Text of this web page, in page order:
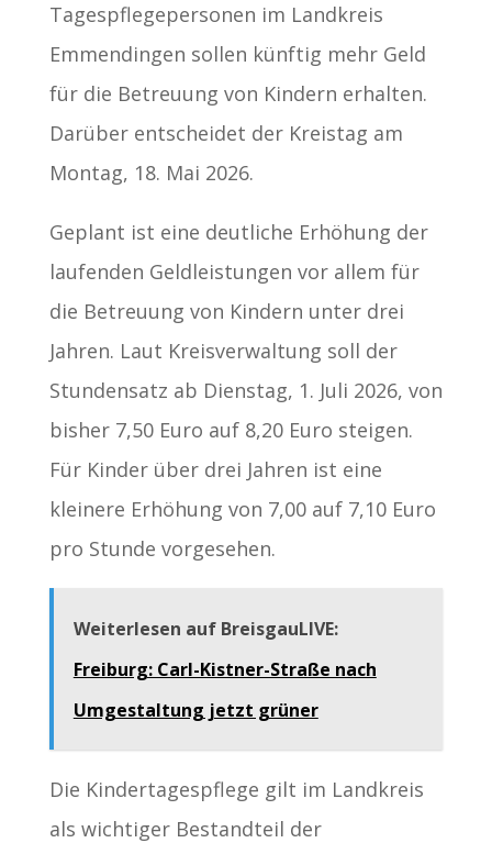
Tagespflegepersonen im Landkreis
Emmendingen sollen künftig mehr Geld
für die Betreuung von Kindern erhalten.
Darüber entscheidet der Kreistag am
Montag, 18. Mai 2026.
Geplant ist eine deutliche Erhöhung der
laufenden Geldleistungen vor allem für
die Betreuung von Kindern unter drei
Jahren. Laut Kreisverwaltung soll der
Stundensatz ab Dienstag, 1. Juli 2026, von
bisher 7,50 Euro auf 8,20 Euro steigen.
Für Kinder über drei Jahren ist eine
kleinere Erhöhung von 7,00 auf 7,10 Euro
pro Stunde vorgesehen.
Weiterlesen auf BreisgauLIVE:
Freiburg: Carl-Kistner-Straße nach
Umgestaltung jetzt grüner
Die Kindertagespflege gilt im Landkreis
als wichtiger Bestandteil der